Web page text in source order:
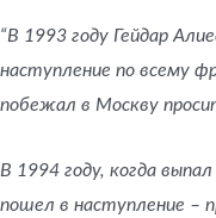
“В 1993 году Гейдар
наступление по всему
побежал в Москву
В 1994 году, когда
пошел в наступление –